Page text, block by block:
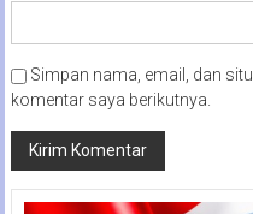
Simpan nama, email, dan
komentar saya berikutnya.